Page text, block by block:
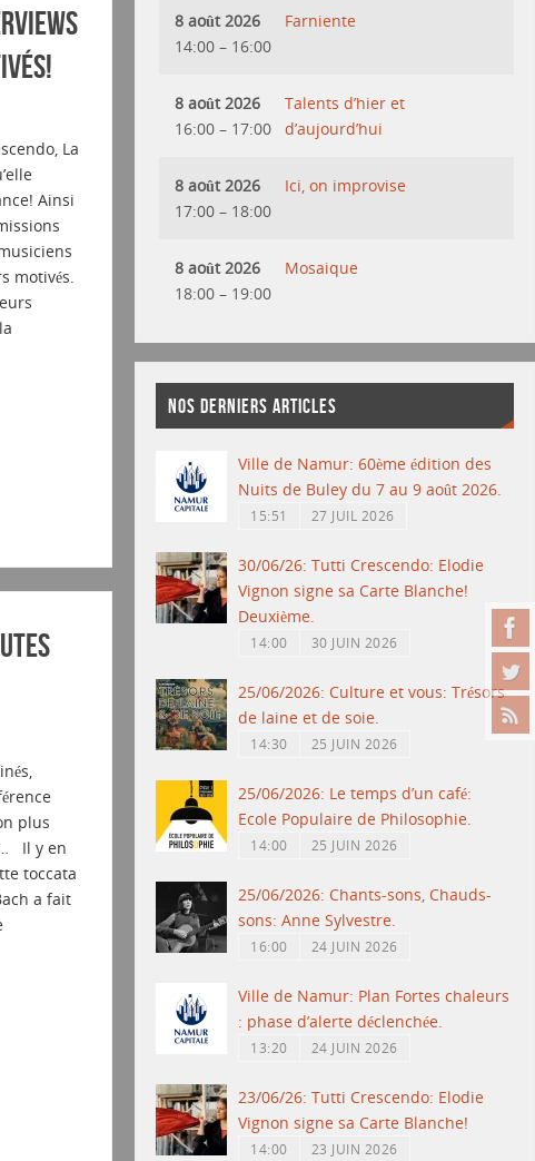
La
Ainsi
motivés.
plus
Il y en
toccata
a fait
8 août 2026
14:00 – 16:00
Farniente
8 août 2026
16:00 – 17:00
Talents d’hier et
d’aujourd’hui
8 août 2026
17:00 – 18:00
Ici, on improvise
8 août 2026
18:00 – 19:00
Mosaique
NOS DERNIERS ARTICLES
Ville de Namur: 60ème édition des
Nuits de Buley du 7 au 9 août 2026.
15:51 27 JUIL 2026
30/06/26: Tutti Crescendo: Elodie
Vignon signe sa Carte Blanche!
Deuxième.
14:00 30 JUIN 2026
25/06/2026: Culture et vous: Trésors
de laine et de soie.
14:30 25 JUIN 2026
25/06/2026: Le temps d’un café:
Ecole Populaire de Philosophie.
14:00 25 JUIN 2026
25/06/2026: Chants-sons, Chauds-
sons: Anne Sylvestre.
16:00 24 JUIN 2026
Ville de Namur: Plan Fortes chaleurs
: phase d’alerte déclenchée.
13:20 24 JUIN 2026
23/06/26: Tutti Crescendo: Elodie
Vignon signe sa Carte Blanche!
14:00 23 JUIN 2026